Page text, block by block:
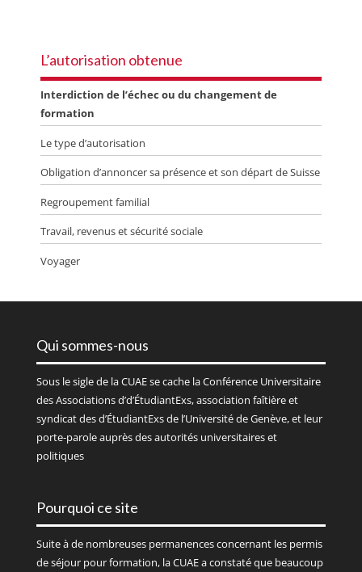
L’autorisation obtenue
Interdiction de l’échec ou du changement de
formation
Le type d’autorisation
Obligation d’annoncer sa présence et son départ de Suisse
Regroupement familial
Travail, revenus et sécurité sociale
Voyager
Qui sommes-nous
Sous le sigle de laCUAEse cache la Conférence Universitaire
des Associations d’d’ÉtudiantExs, association faîtière et
syndicat des d’ÉtudiantExs de l’Université de Genève, et leur
porte-parole auprès des autorités universitaires et
politiques
Pourquoi ce site
Suite à de nombreuses permanences concernant les permis
de séjour pour formation, la CUAE a constaté que beaucoup